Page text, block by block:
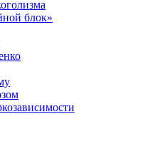
блок»